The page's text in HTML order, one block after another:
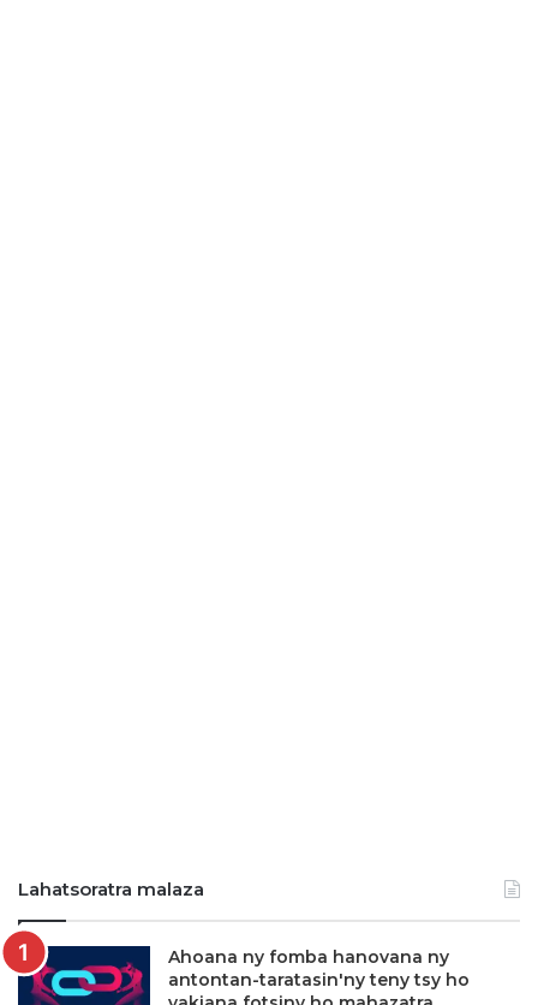
Lahatsoratra malaza
Ahoana ny fomba hanovana ny
antontan-taratasin'ny teny tsy ho